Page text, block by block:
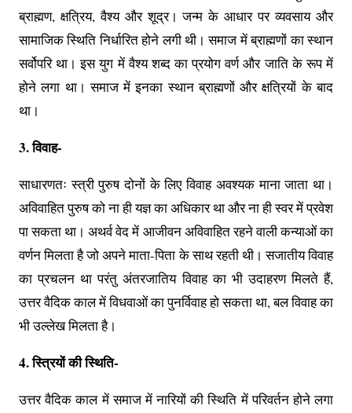
ब्राह्मण, क्षत्रिय, वैश्य और शूद्र। जन्म के आधार पर व्यवसाय और
सामाजिक स्थिति निर्धारित होने लगी थी। समाज में ब्राह्मणों का स्थान
सर्वोपरि था। इस युग में वैश्य शब्द का प्रयोग वर्ण और जाति के रूप में
होने लगा था। समाज में इनका स्थान ब्राह्मणों और क्षत्रियों के बाद
था।
3. विवाह-
साधारणतः स्त्री पुरुष दोनों के लिए विवाह अवश्यक माना जाता था।
अविवाहित पुरुष को ना ही यज्ञ का अधिकार था और ना ही स्वर में प्रवेश
पा सकता था। अथर्व वेद में आजीवन अविवाहित रहने वाली कन्याओं का
वर्णन मिलता है जो अपने माता-पिता के साथ रहती थी। सजातीय विवाह
का प्रचलन था परंतु अंतरजातिय विवाह का भी उदाहरण मिलते हैं,
उत्तर वैदिक काल में विधवाओं का पुनर्विवाह हो सकता था, बल विवाह का
भी उल्लेख मिलता है।
4. स्त्रियों की स्थिति-
उत्तर वैदिक काल में समाज में नारियों की स्थिति में परिवर्तन होने लगा